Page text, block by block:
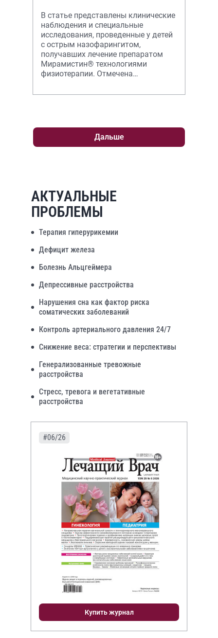
В статье представлены клинические
наблюдения и специальные
исследования, проведенные у детей
с острым назофарингитом,
получавших лечение препаратом
Мирамистин® технологиями
физиотерапии. Отмечена
метода лечения, характеризующая
Дальше
АКТУАЛЬНЫЕ
ПРОБЛЕМЫ
Терапия гиперурикемии
Дефицит железа
Болезнь Альцгеймера
Депрессивные расстройства
Нарушения сна как фактор риска
соматических заболеваний
Контроль артериального давления 24/7
Снижение веса: стратегии и перспективы
Генерализованные тревожные
расстройства
Стресс, тревога и вегетативные
расстройства
#06/26
Купить журнал